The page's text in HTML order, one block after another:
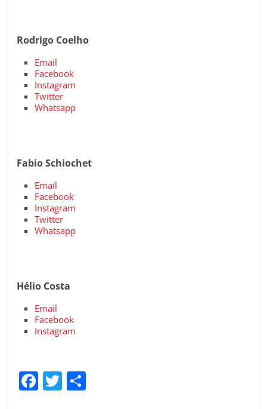
Rodrigo Coelho
Email
Facebook
Instagram
Twitter
Whatsapp
Fabio Schiochet
Email
Facebook
Instagram
Twitter
Whatsapp
Hélio Costa
Email
Facebook
Instagram
F T